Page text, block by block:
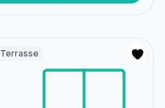
Terrasse